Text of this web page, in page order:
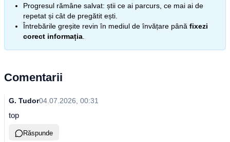
Progresul rămâne salvat: știi ce ai parcurs, ce mai ai de
repetat și cât de pregătit ești.
Întrebările greșite revin în mediul de învățare până fixezi
corect informația
Comentarii
G. Tudor04.07.2026, 00:31
top
Răspunde